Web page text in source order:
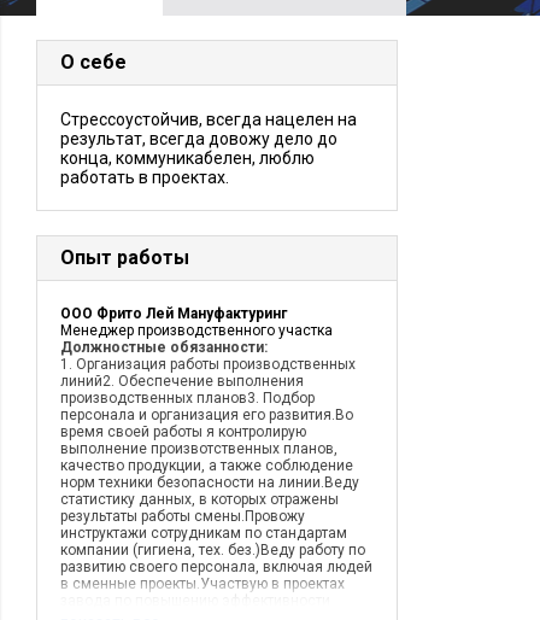
О себе
Стрессоустойчив, всегда нацелен на
результат, всегда довожу дело до
конца, коммуникабелен, люблю
работать в проектах.
Опыт работы
ООО Фрито Лей Мануфактуринг
Менеджер производственного участка
Должностные обязанности:
1. Организация работы производственных
линий2. Обеспечение выполнения
производственных планов3. Подбор
персонала и организация его развития.Во
время своей работы я контролирую
выполнение произвотственных планов,
качество продукции, а также соблюдение
норм техники безопасности на линии.Веду
статистику данных, в которых отражены
результаты работы смены.Провожу
инструктажи сотрудникам по стандартам
компании (гигиена, тех. без.)Веду работу по
развитию своего персонала, включая людей
в сменные проекты.Участвую в проектах